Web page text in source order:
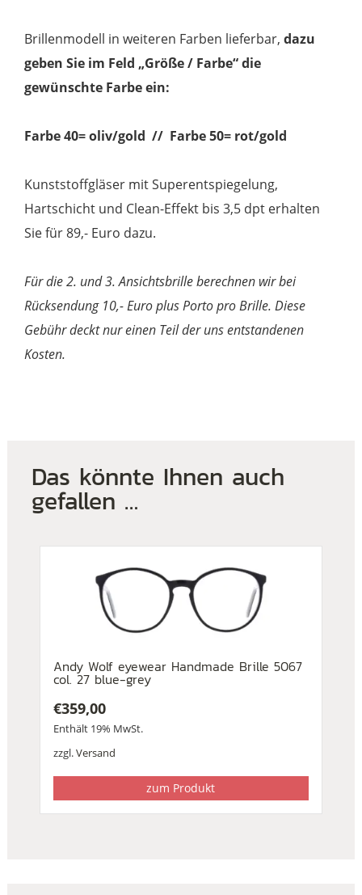
Brillenmodell in weiteren Farben lieferbar,dazu
geben Sie im Feld „Größe / Farbe“ die
gewünschte Farbe ein:
Farbe 40= oliv/gold // Farbe 50= rot/gold
Kunststoffgläser mit Superentspiegelung,
Hartschicht und Clean-Effekt bis 3,5 dpt erhalten
Sie für 89,- Euro dazu.
Für die 2. und 3. Ansichtsbrille berechnen wir bei
Rücksendung 10,- Euro plus Porto pro Brille. Diese
Gebühr deckt nur einen Teil der uns entstandenen
Kosten.
Das könnte Ihnen auch
gefallen …
Andy Wolf eyewear Handmade Brille 5067
col. 27 blue-grey
€359,00
Enthält 19% MwSt.
zzgl.Versand
zum Produkt